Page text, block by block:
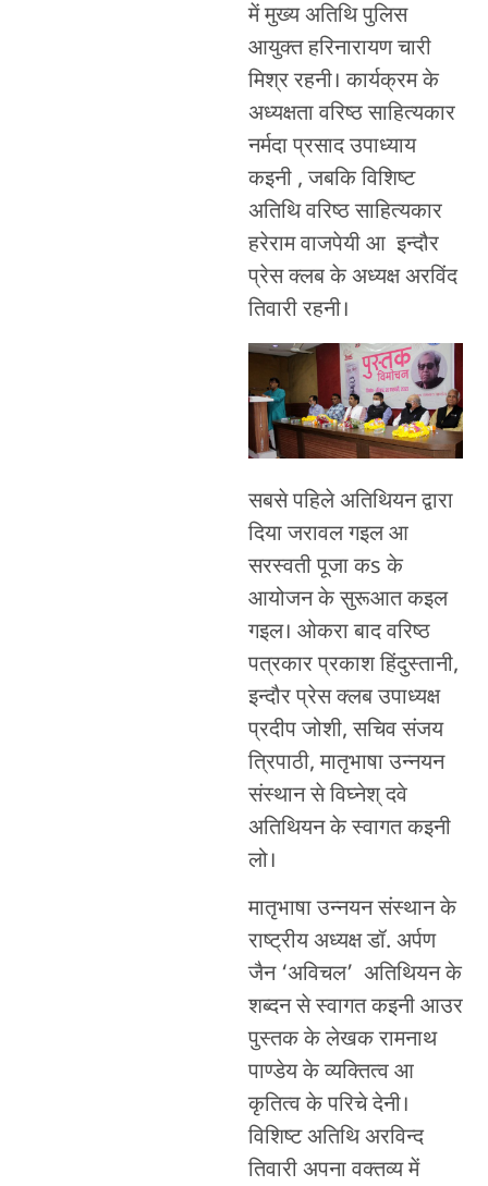
में मुख्य अतिथि पुलिस
आयुक्त हरिनारायण चारी
मिश्र रहनी। कार्यक्रम के
अध्यक्षता वरिष्ठ साहित्यकार
नर्मदा प्रसाद उपाध्याय
कइनी , जबकि विशिष्ट
अतिथि वरिष्ठ साहित्यकार
हरेराम वाजपेयी आ इन्दौर
प्रेस क्लब के अध्यक्ष अरविंद
तिवारी रहनी।
सबसे पहिले अतिथियन द्वारा
दिया जरावल गइल आ
सरस्वती पूजा कs के
आयोजन के सुरूआत कइल
गइल। ओकरा बाद वरिष्ठ
पत्रकार प्रकाश हिंदुस्तानी,
इन्दौर प्रेस क्लब उपाध्यक्ष
प्रदीप जोशी, सचिव संजय
त्रिपाठी, मातृभाषा उन्नयन
संस्थान से विघ्नेश् दवे
अतिथियन के स्वागत कइनी
लो।
मातृभाषा उन्नयन संस्थान के
राष्ट्रीय अध्यक्ष डॉ. अर्पण
जैन ‘अविचल’ अतिथियन के
शब्दन से स्वागत कइनी आउर
पुस्तक के लेखक रामनाथ
पाण्डेय के व्यक्तित्व आ
कृतित्व के परिचे देनी।
विशिष्ट अतिथि अरविन्द
तिवारी अपना वक्तव्य में